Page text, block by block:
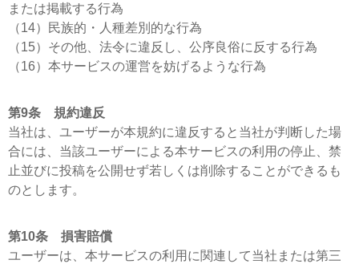
または掲載する行為
（14）民族的・人種差別的な行為
（15）その他、法令に違反し、公序良俗に反する行為
（16）本サービスの運営を妨げるような行為
第9条 規約違反
当社は、ユーザーが本規約に違反すると当社が判断した場
合には、当該ユーザーによる本サービスの利用の停止、禁
止並びに投稿を公開せず若しくは削除することができるも
のとします。
第10条 損害賠償
ユーザーは、本サービスの利用に関連して当社または第三